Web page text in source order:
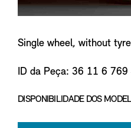
Single wheel, without
ID da Peça: 36 11 6
DISPONIBILIDADE DOS